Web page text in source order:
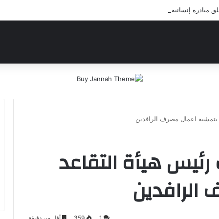
إنسانية لعلاج أيتام مدرسة كافل اليتيم
بتمشية اعمال مصرف الرافدين
رئيس هيأة التقاعد